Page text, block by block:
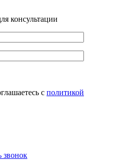
консультации
с политикой
звонок